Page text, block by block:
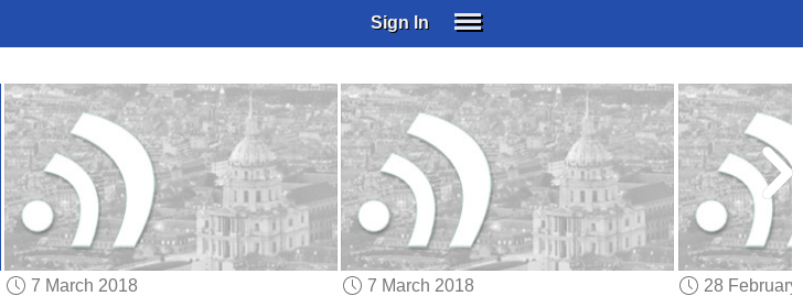
Sign In
SUBSCRIBE
EDUCATIONAL LICENSES
GIFT CARDS
OTHER LANGUAGES
ABOUT US
ALEXA
7 March 2018
7 March 2018
28